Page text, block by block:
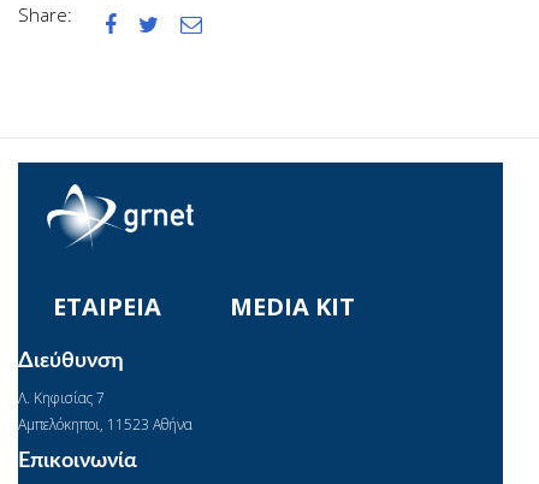
Share:   
ΕΤΑΙΡΕΙΑ MEDIA KIT
Διεύθυνση
Λ. Κηφισίας 7
Αμπελόκηποι, 11523 Αθήνα
Επικοινωνία